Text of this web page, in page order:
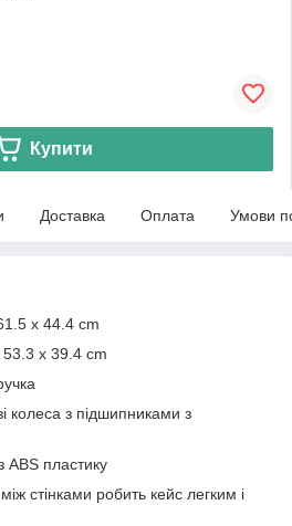
Купити
Доставка Оплата Умови
x 44.4 cm
53.3 x 39.4 cm
колеса з підшипниками з
ABS пластику
стінками робить кейс легким і